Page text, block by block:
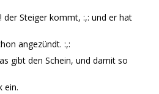
der Steiger kommt, :,: und er hat
angezündt. :,:
gibt den Schein, und damit so
ein.